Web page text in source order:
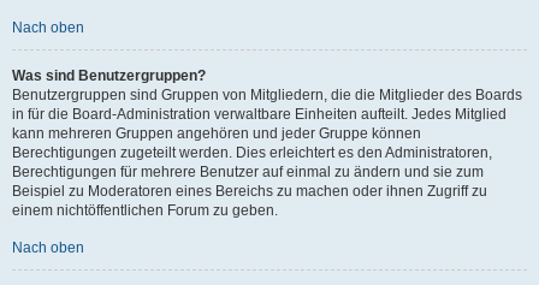
Nach oben
Was sind Benutzergruppen?
Benutzergruppen sind Gruppen von Mitgliedern, die die Mitglieder des Boards
in für die Board-Administration verwaltbare Einheiten aufteilt. Jedes Mitglied
kann mehreren Gruppen angehören und jeder Gruppe können
Berechtigungen zugeteilt werden. Dies erleichtert es den Administratoren,
Berechtigungen für mehrere Benutzer auf einmal zu ändern und sie zum
Beispiel zu Moderatoren eines Bereichs zu machen oder ihnen Zugriff zu
einem nichtöffentlichen Forum zu geben.
Nach oben